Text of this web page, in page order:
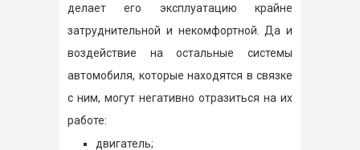
делает его эксплуатацию крайне
затруднительной и некомфортной. Да и
воздействие на остальные системы
автомобиля, которые находятся в связке
с ним, могут негативно отразиться на их
работе:
двигатель;